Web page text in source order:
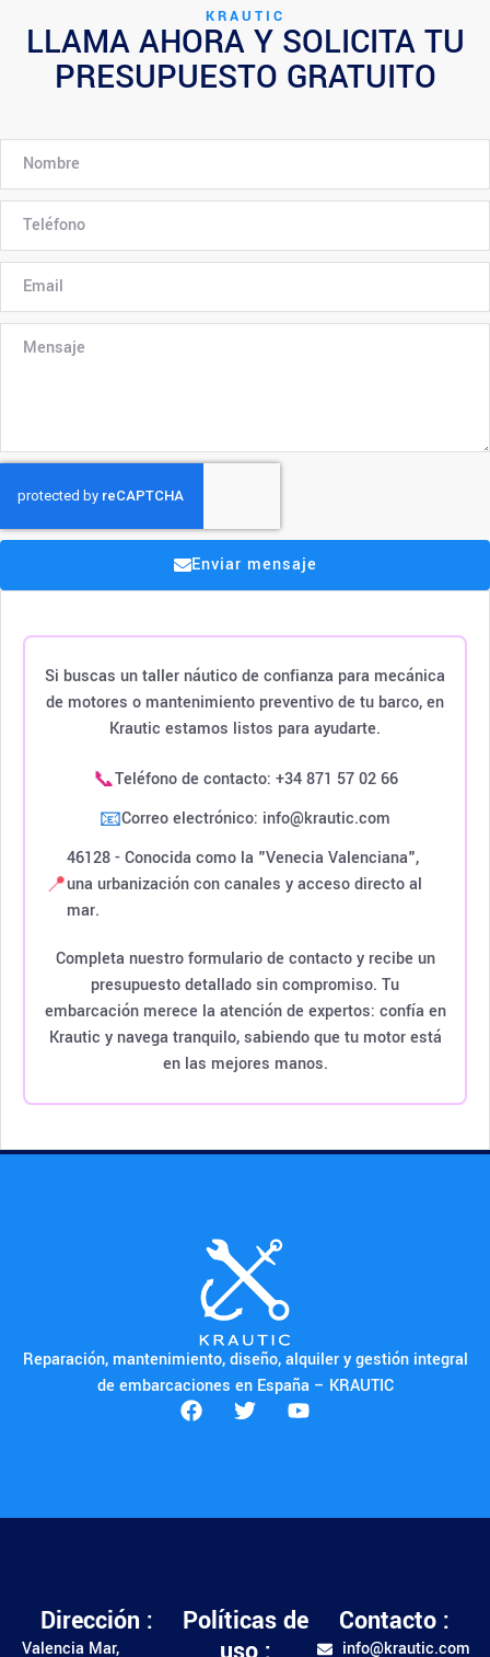
KRAUTIC
LLAMA AHORA Y SOLICITA TU
PRESUPUESTO GRATUITO
Enviar mensaje
Si buscas un taller náutico de confianza para mecánica
de motores o mantenimiento preventivo de tu barco, en
Krautic estamos listos para ayudarte.
📞Teléfono de contacto: +34 871 57 02 66
📧Correo electrónico: info@krautic.com
📍
46128 - Conocida como la "Venecia Valenciana",
una urbanización con canales y acceso directo al
mar.
Completa nuestro formulario de contacto y recibe un
presupuesto detallado sin compromiso. Tu
embarcación merece la atención de expertos: confía en
Krautic y navega tranquilo, sabiendo que tu motor está
en las mejores manos.
Reparación, mantenimiento, diseño, alquiler y gestión integral
de embarcaciones en España – KRAUTIC
Dirección :
Valencia Mar,
Políticas de
Contacto :
info@krautic.com